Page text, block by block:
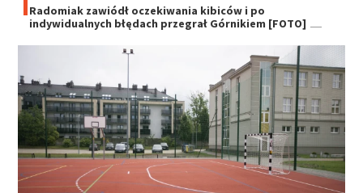
Radomiak zawiódł oczekiwania kibiców i po
indywidualnych błędach przegrał Górnikiem [FOTO]